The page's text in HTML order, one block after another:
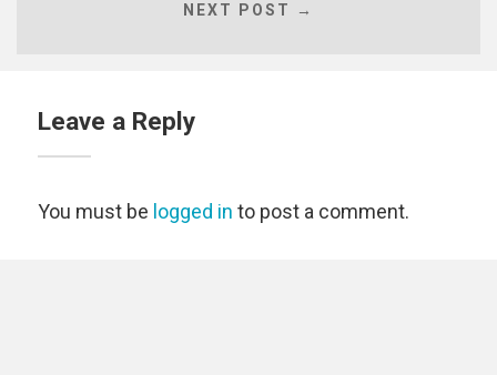
NEXT POST →
Leave a Reply
You must be logged in to post a comment.